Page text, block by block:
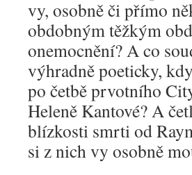
vy, osobně či přímo
obdobným těžkým
onemocnění? A co
výhradně poeticky,
po četbě prvotního
Heleně Kantové? A
blízkosti smrti od
si z nich vy osobně